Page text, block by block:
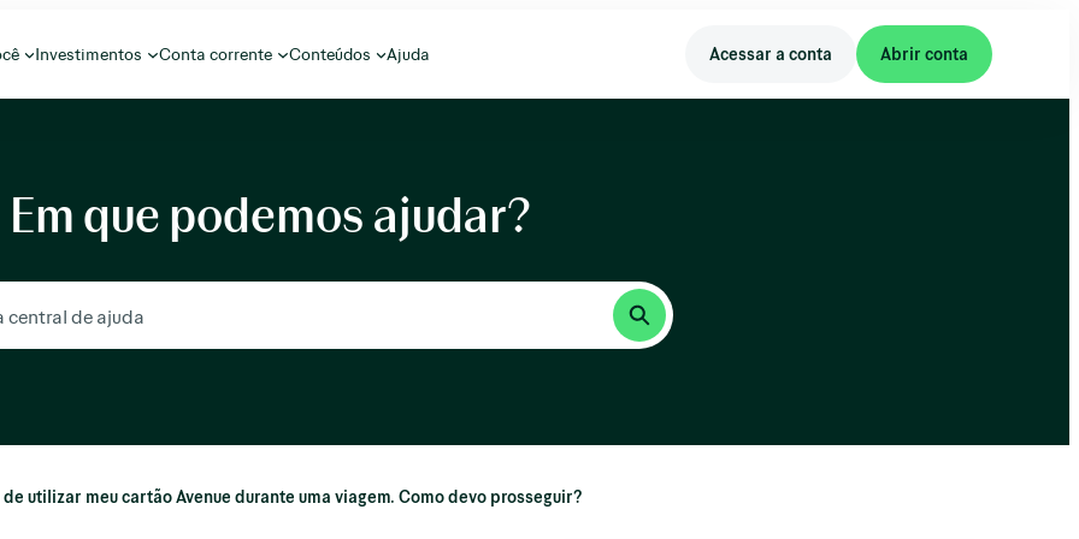
Investimentos Conta corrente Conteúdos Ajuda Acessar a conta Abrir conta
Em que podemos ajudar?
utilizar meu cartão Avenue durante uma viagem. Como devo prosseguir?